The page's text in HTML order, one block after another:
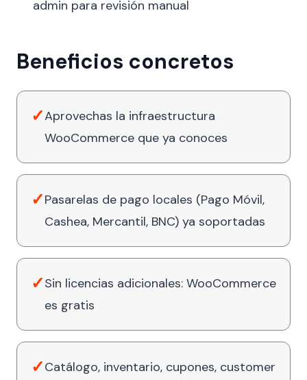
admin para revisión manual
Beneficios concretos
✓Aprovechas la infraestructura
WooCommerce que ya conoces
✓Pasarelas de pago locales (Pago Móvil,
Cashea, Mercantil, BNC) ya soportadas
✓Sin licencias adicionales: WooCommerce
es gratis
✓Catálogo, inventario, cupones, customer